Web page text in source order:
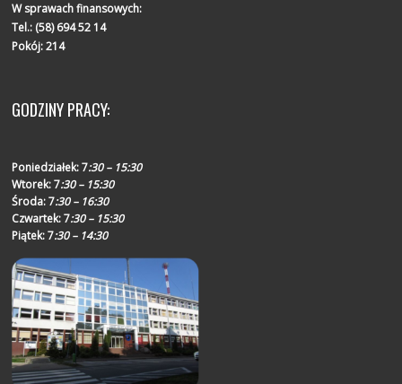
W sprawach finansowych:
Tel.: (58) 694 52 14
Pokój: 214
GODZINY PRACY:
Poniedziałek:7:30 – 15:30
Wtorek:7:30 – 15:30
Środa:7:30 – 16:30
Czwartek:7:30 – 15:30
Piątek:7:30 – 14:30